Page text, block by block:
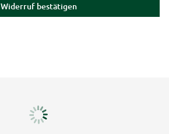
Widerruf bestätigen